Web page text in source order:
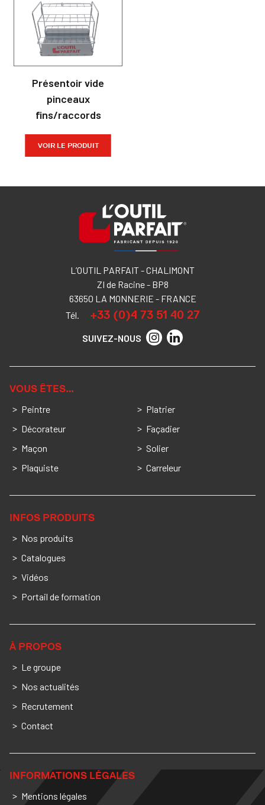
Présentoir vide
pinceaux
fins/raccords
VOIR LE PRODUIT
L’OUTIL PARFAIT - CHALIMONT
ZI de Racine - BP8
63650 LA MONNERIE - FRANCE
Tél.
+33 (0)4 73 51 40 27
SUIVEZ-NOUS
VOUS ÊTES…
Peintre
Décorateur
Maçon
Plaquiste
Platrier
Façadier
Solier
Carreleur
INFOS PRODUITS
Nos produits
Catalogues
Vidéos
Portail de formation
À PROPOS
Le groupe
Nos actualités
Recrutement
Contact
INFORMATIONS LÉGALES
Mentions légales